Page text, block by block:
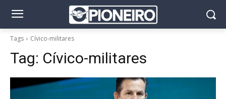
Tags Cívico-militares
Tag: Cívico-militares